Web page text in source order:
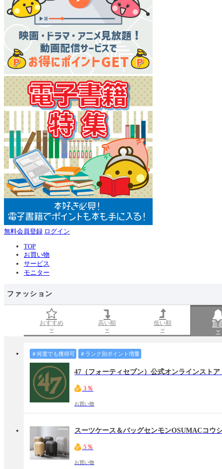
無料会員登録 ログイン
TOP
お買い物
サービス
モニター
ファッション
おすすめ 高い順 低い順 新
＃何度でも獲得可 ＃ランク別ポイント増量
47（フォーティセブン）公式オンラインストア
3％
お買い物
5％
お買い物